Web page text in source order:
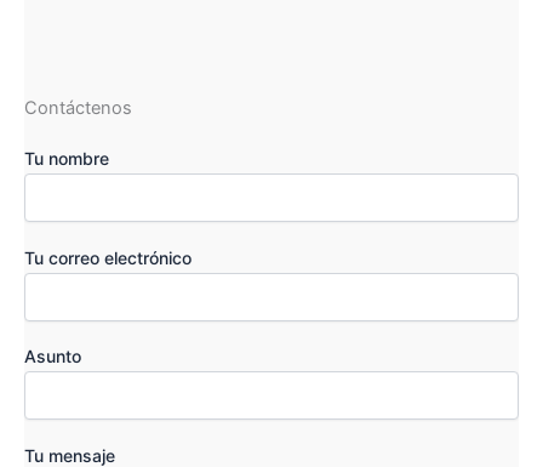
Contáctenos
Tu nombre
Tu correo electrónico
Asunto
Tu mensaje